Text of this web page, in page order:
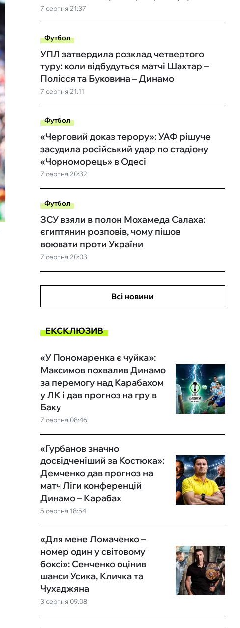
7 серпня 21:37
Футбол
7 серпня 21:11
УПЛ затвердила розклад четвертого
туру: коли відбудуться матчі Шахтар –
Полісся та Буковина – Динамо
Футбол
7 серпня 20:32
«Черговий доказ терору»: УАФ рішуче
засудила російський удар по стадіону
«Чорноморець» в Одесі
Футбол
7 серпня 20:03
ЗСУ взяли в полон Мохамеда Салаха:
єгиптянин розповів, чому пішов
воювати проти України
Всі новини
ЕКСКЛЮЗИВ
7 серпня 08:46
«У Пономаренка є чуйка»:
Максимов похвалив Динамо
за перемогу над Карабахом
у ЛК і дав прогноз на гру в
Баку
5 серпня 18:54
«Гурбанов значно
досвідченіший за Костюка»:
Демченко дав прогноз на
матч Ліги конференцій
Динамо – Карабах
3 серпня 09:08
«Для мене Ломаченко –
номер один у світовому
боксі»: Сенченко оцінив
шанси Усика, Кличка та
Чухаджяна